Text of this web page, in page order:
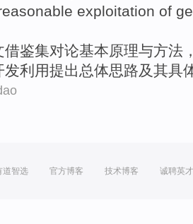
exploitation of
借鉴集对论基本原理与方法
发利用提出总体思路及其具
道智选 官方博客 技术博客 诚聘英才